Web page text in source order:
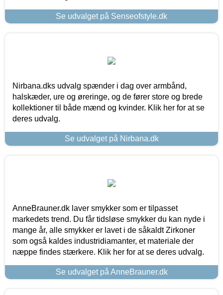
Se udvalget på Senseofstyle.dk
Nirbana.dks udvalg spænder i dag over armbånd,
halskæder, ure og øreringe, og de fører store og brede
kollektioner til både mænd og kvinder. Klik her for at se
deres udvalg.
Se udvalget på Nirbana.dk
AnneBrauner.dk laver smykker som er tilpasset
markedets trend. Du får tidsløse smykker du kan nyde i
mange år, alle smykker er lavet i de såkaldt Zirkoner
som også kaldes industridiamanter, et materiale der
næppe findes stærkere. Klik her for at se deres udvalg.
Se udvalget på AnneBrauner.dk